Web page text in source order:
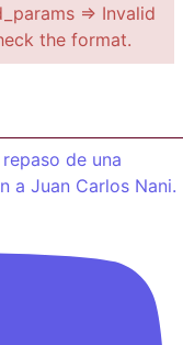
=> Invalid
the format.
de una
a Juan Carlos Nani.